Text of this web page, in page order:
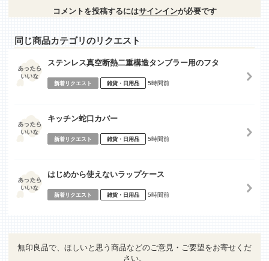
コメントを投稿するにはサインインが必要です
同じ商品カテゴリのリクエスト
ステンレス真空断熱二重構造タンブラー用のフタ
新着リクエスト 雑貨・日用品 5時間前
キッチン蛇口カバー
新着リクエスト 雑貨・日用品 5時間前
はじめから使えないラップケース
新着リクエスト 雑貨・日用品 5時間前
無印良品で、ほしいと思う商品などのご意見・ご要望をお寄せくだ
さい。